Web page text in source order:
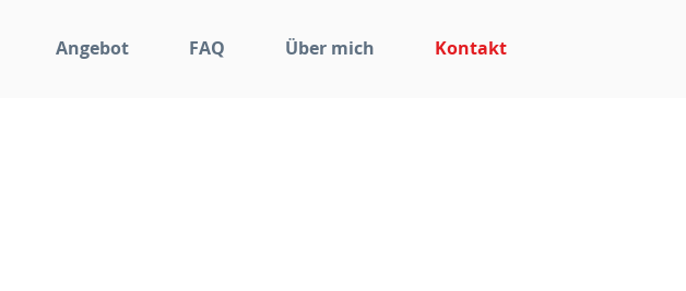
Angebot FAQ Über mich Kontakt